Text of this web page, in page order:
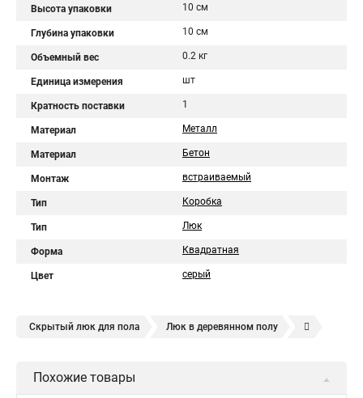
Высота упаковки 10 см
Глубина упаковки 10 см
Объемный вес 0.2 кг
Единица измерения шт
Кратность поставки 1
Материал Металл
Материал Бетон
Монтаж встраиваемый
Тип Коробка
Тип Люк
Форма Квадратная
Цвет серый
Скрытый люк для пола Люк в деревянном полу
Похожие товары